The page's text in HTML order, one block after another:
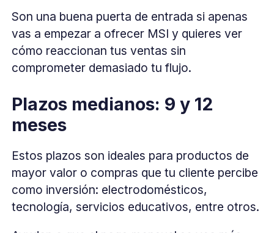
Son una buena puerta de entrada si apenas
vas a empezar a ofrecer MSI y quieres ver
cómo reaccionan tus ventas sin
comprometer demasiado tu flujo.
Plazos medianos: 9 y 12
meses
Estos plazos son ideales para productos de
mayor valor o compras que tu cliente percibe
como inversión: electrodomésticos,
tecnología, servicios educativos, entre otros.